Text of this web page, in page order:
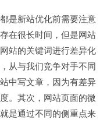
是新站优化前需要注意
在很长时间，但是网站
站的关键词进行差异化
从与我们竞争对手不同
中写文章，因为有差异
。其次，网站页面的微
是通过不同的侧重点来